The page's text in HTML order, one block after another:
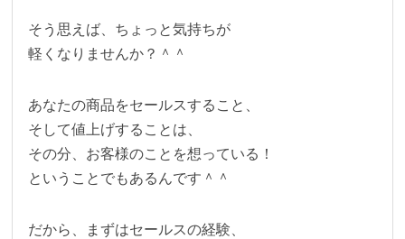
そう思えば、ちょっと気持ちが
軽くなりませんか？＾＾
あなたの商品をセールスすること、
そして値上げすることは、
その分、お客様のことを想っている！
ということでもあるんです＾＾
だから、まずはセールスの経験、